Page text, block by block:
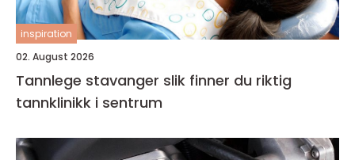
inspiration
02. August 2026
Tannlege stavanger slik finner du riktig
tannklinikk i sentrum